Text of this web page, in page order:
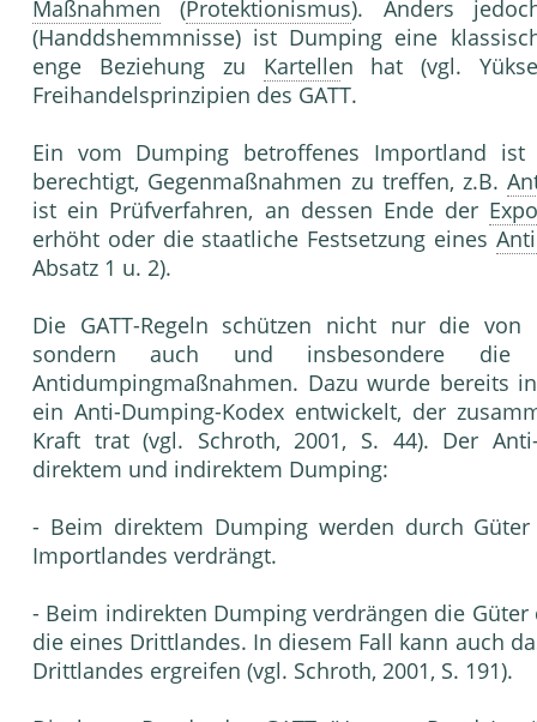
Maßnahmen (Protektionismus). Anders
(Handdshemmnisse) ist Dumping eine
enge Beziehung zu Kartellen hat (vgl.
Freihandelsprinzipien des GATT.
Ein vom Dumping betroffenes Importland ist
berechtigt, Gegenmaßnahmen zu treffen, z.B.
ist ein Prüfverfahren, an dessen Ende der
erhöht oder die staatliche Festsetzung eines
Absatz 1 u. 2).
Die GATT-Regeln schützen nicht nur die von
sondern auch und insbesondere die
Antidumpingmaßnahmen. Dazu wurde bereits
ein Anti-Dumping-Kodex entwickelt, der
Kraft trat (vgl. Schroth, 2001, S. 44). Der
direktem und indirektem Dumping:
- Beim direktem Dumping werden durch
Importlandes verdrängt.
- Beim indirekten Dumping verdrängen die
die eines Drittlandes. In diesem Fall kann auch
Drittlandes ergreifen (vgl. Schroth, 2001, S. 191).